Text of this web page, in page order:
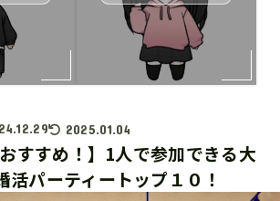
2025.01.04
すすめ！】1人で参加できる大
活パーティートップ１０！